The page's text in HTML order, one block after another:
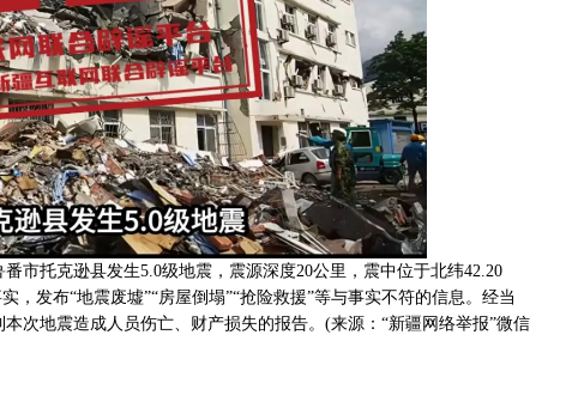
托克逊县发生5.0级地震，震源深度20公里，震中位于北纬42.20
发布“地震废墟”“房屋倒塌”“抢险救援”等与事实不符的信息。经当
次地震造成人员伤亡、财产损失的报告。(来源：“新疆网络举报”微信